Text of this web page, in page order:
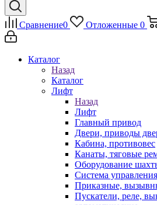
Сравнение0 Отложенные 0
Каталог
Назад
Каталог
Лифт
Назад
Лифт
Главный привод
Двери, приводы
Кабина, противовес
Канаты, тяговые
Оборудование
Система управления
Приказные,
Пускатели, реле,